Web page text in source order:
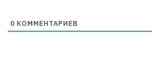
0 КОММЕНТАРИЕВ